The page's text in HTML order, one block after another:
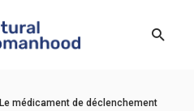
Le médicament de déclenchement